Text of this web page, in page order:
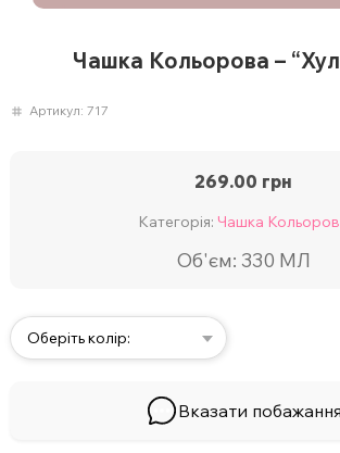
Чашка Кольорова –
Артикул: 717
269.00 грн
Категорія: Чашка
Об'єм: 330 МЛ
Оберіть колір:
Вказати побажання